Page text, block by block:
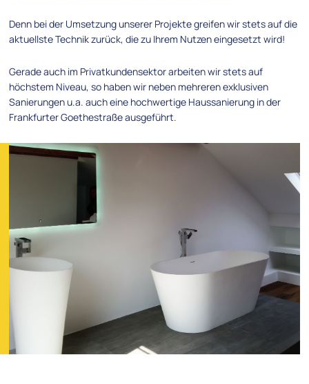
Denn bei der Umsetzung unserer Projekte greifen wir stets auf die
aktuellste Technik zurück, die zu Ihrem Nutzen eingesetzt wird!
Gerade auch im Privatkundensektor arbeiten wir stets auf
höchstem Niveau, so haben wir neben mehreren exklusiven
Sanierungen u.a. auch eine hochwertige Haussanierung in der
Frankfurter Goethestraße ausgeführt.